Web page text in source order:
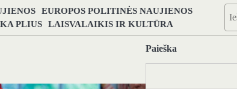
EUROPOS POLITINĖS NAUJIENOS
PLIUS LAISVALAIKIS IR KULTŪRA
Paieška